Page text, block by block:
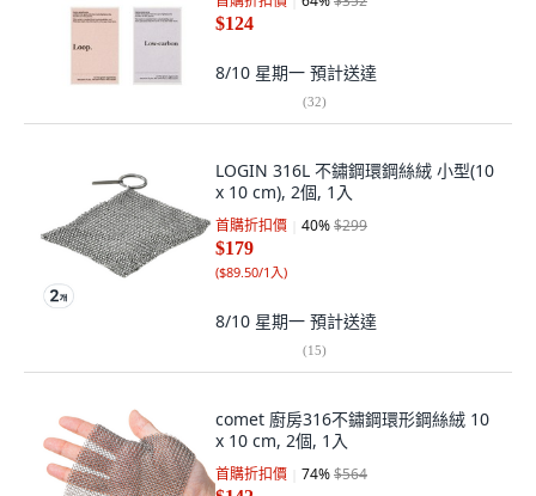
$124
8/10 星期一 預計送達
(32)
LOGIN 316L 不鏽鋼環鋼絲絨 小型(10
x 10 cm), 2個, 1入
首購折扣價 40%$299
$179
($89.50/1入)
8/10 星期一 預計送達
(15)
comet 廚房316不鏽鋼環形鋼絲絨 10
x 10 cm, 2個, 1入
首購折扣價 74%$564